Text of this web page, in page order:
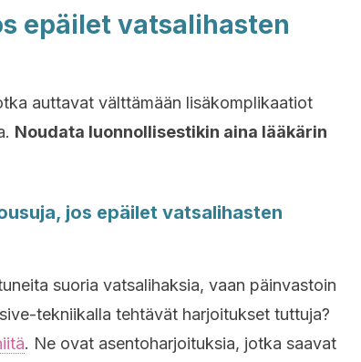
epäilet vatsalihasten
auttavat välttämään lisäkomplikaatiot
Noudata luonnollisestikin aina lääkärin
jos epäilet vatsalihasten
suoria vatsalihaksia, vaan päinvastoin
tekniikalla tehtävät harjoitukset tuttuja?
. Ne ovat asentoharjoituksia, jotka saavat